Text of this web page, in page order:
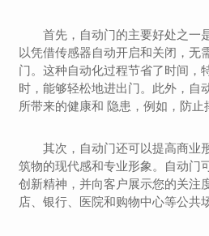
首先，自动门的主要好处之一
以凭借传感器自动开启和关闭，无
门。这种自动化过程节省了时间，
时，能够轻松地进出门。此外，自
所带来的健康和 隐患，例如，防止
其次，自动门还可以提高商业
筑物的现代感和专业形象。自动门
创新精神，并向客户展示您的关注
店、银行、医院和购物中心等公共